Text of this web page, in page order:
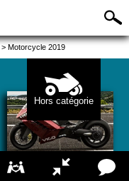
> Motorcycle 2019
Hors catégorie